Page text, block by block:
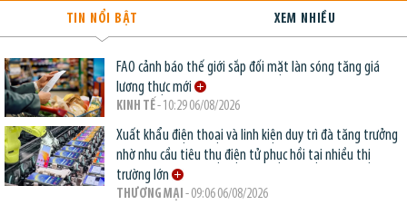
TIN NỔI BẬT XEM NHIỀU
FAO cảnh báo thế giới sắp đối mặt làn sóng tăng giá
lương thực mới
KINH TẾ- 10:29 06/08/2026
Xuất khẩu điện thoại và linh kiện duy trì đà tăng trưởng
nhờ nhu cầu tiêu thụ điện tử phục hồi tại nhiều thị
trường lớn
THƯƠNG MẠI - 09:06 06/08/2026